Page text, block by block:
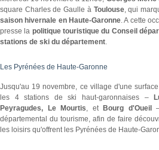
square Charles de Gaulle à Toulouse, qui
saison hivernale en Haute-Garonne. A cette
presse la politique touristique du Conseil
stations de ski du département.
Les Pyrénées de Haute-Garonne
Jusqu'au 19 novembre, ce village d'une
les 4 stations de ski haut-garonnaises –
Peyragudes, Le Mourtis, et Bourg d'Oueil
départemental du tourisme, afin de faire
les loisirs qu'offrent les Pyrénées de Haute-